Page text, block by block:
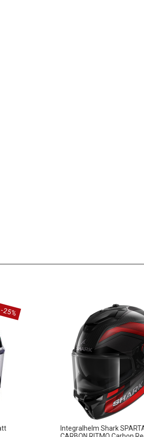
-25%
Integralhelm Shark